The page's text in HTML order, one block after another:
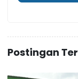
Postingan